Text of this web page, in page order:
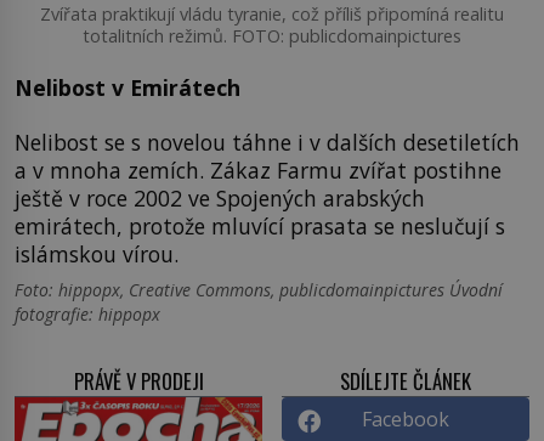
Zvířata praktikují vládu tyranie, což příliš připomíná realitu
totalitních režimů. FOTO: publicdomainpictures
Nelibost v Emirátech
Nelibost se s novelou táhne i v dalších desetiletích
a v mnoha zemích. Zákaz Farmu zvířat postihne
ještě v roce 2002 ve Spojených arabských
emirátech, protože mluvící prasata se neslučují s
islámskou vírou.
Foto: hippopx, Creative Commons, publicdomainpictures Úvodní
fotografie: hippopx
PRÁVĚ V PRODEJI SDÍLEJTE ČLÁNEK
Facebook